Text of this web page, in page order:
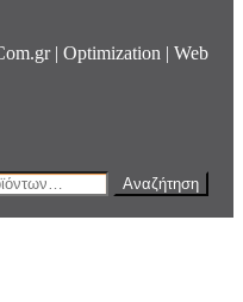
| Optimization | Web
Αναζήτηση